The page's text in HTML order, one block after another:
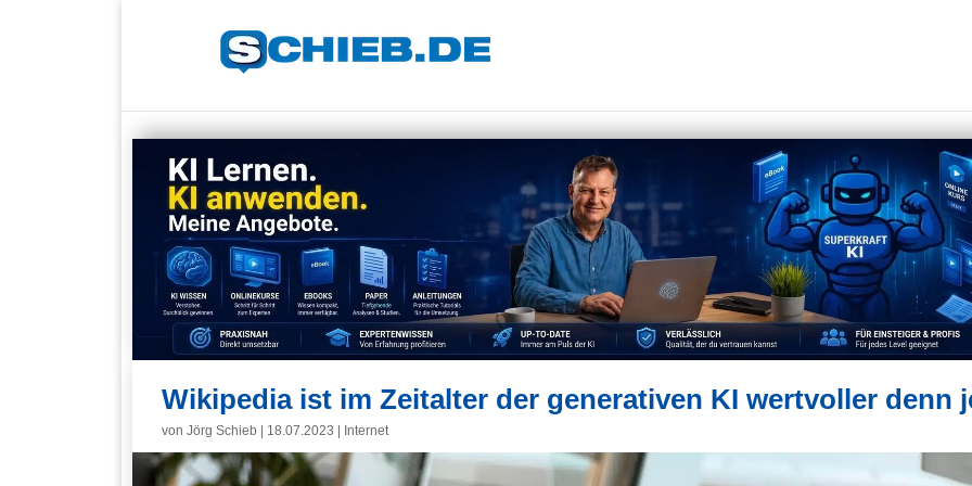
Wikipedia ist im Zeitalter der generativen KI wertvoller denn
von Jörg Schieb 18.07.2023 Internet